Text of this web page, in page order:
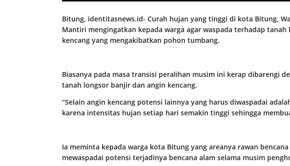
Bitung, identitasnews.id- Curah hujan yang tinggi di kota Bitung,
Mantiri mengingatkan kepada warga agar waspada terhadap tanah
kencang yang mengakibatkan pohon tumbang.
Biasanya pada masa transisi peralihan musim ini kerap dibarengi
tanah longsor banjir dan angin kencang.
“Selain angin kencang potensi lainnya yang harus diwaspadai
karena intensitas hujan setiap hari semakin tinggi sehingga
Ia meminta kepada warga kota Bitung yang areanya rawan
mewaspadai potensi terjadinya bencana alam selama musim